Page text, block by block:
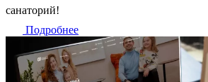
санаторий!
Подробнее